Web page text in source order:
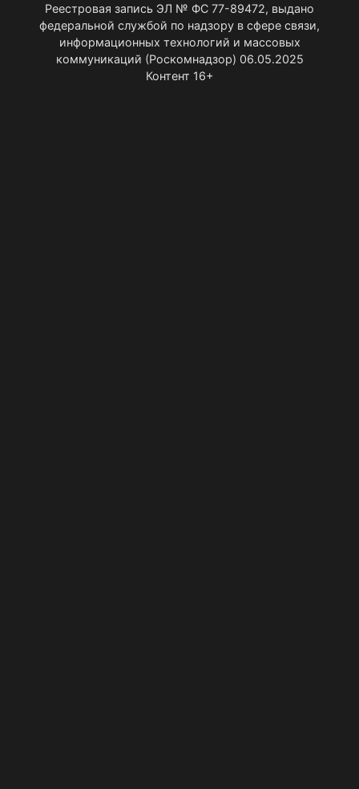
Реестровая запись ЭЛ № ФС 77-89472, выдано
федеральной службой по надзору в сфере связи,
информационных технологий и массовых
коммуникаций (Роскомнадзор) 06.05.2025
Контент 16+